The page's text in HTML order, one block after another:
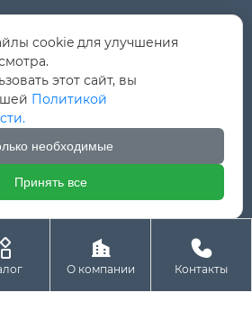
г. Путянь, район Личэн,
Хуанши

© ООО "Fujian Province HuaLong

О компании

Контакты
cookie для улучшения
этот сайт, вы
Политикой
необходимые
Принять все